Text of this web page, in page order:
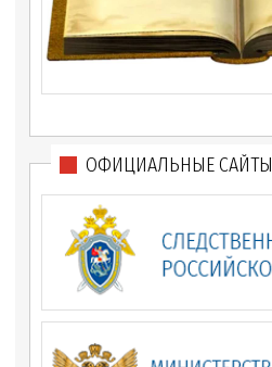
ОФИЦИАЛЬНЫЕ САЙТЫ